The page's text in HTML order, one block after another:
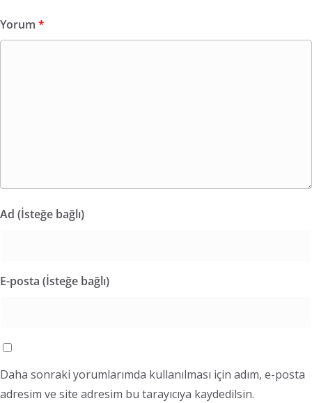
Yorum *
Ad (İsteğe bağlı)
E-posta (İsteğe bağlı)
Daha sonraki yorumlarımda kullanılması için adım, e-posta
adresim ve site adresim bu tarayıcıya kaydedilsin.